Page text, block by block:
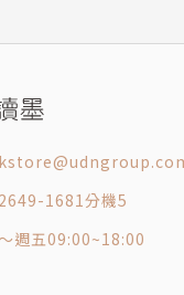
料庫儲存大量古今
仍是《國家地理》
夠，還需要轉化
點，而非逐字背全文
字變成朗朗上口的廣
要傳達的情感
科技輔助你記憶，但
記只是載具，大腦記
1681分機5
週五09:00~18:00